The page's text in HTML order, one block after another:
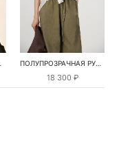
ПОЛУПРОЗРАЧНАЯ РУБАШКА С РОМАШКАМИ
18 300 ₽